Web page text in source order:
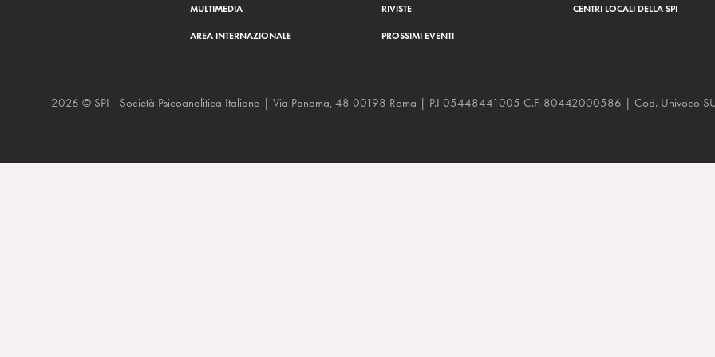
MULTIMEDIA
AREA INTERNAZIONALE
RIVISTE
PROSSIMI EVENTI
CENTRI LOCALI DELLA SPI
2026 © SPI - Società Psicoanalitica Italiana | Via Panama, 48 00198 Roma | P.I 05448441005 C.F. 80442000586 | Cod. Univoco